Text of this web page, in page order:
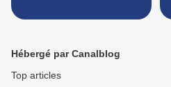
Hébergé par Canalblog
Top articles